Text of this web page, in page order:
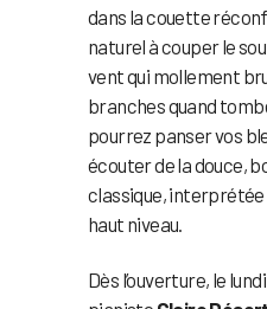
dans la couette
naturel à couper le
vent qui mollement
branches quand
pourrez panser vos
écouter de la douce,
classique,
haut niveau.
Dès l’ouverture, le